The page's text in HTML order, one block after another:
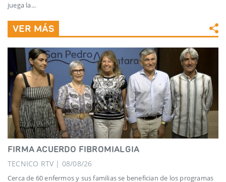
juega la...
VER MÁS
FIRMA ACUERDO FIBROMIALGIA
TECNICO RTV | 08/08/26
Cerca de 60 enfermos y sus familias se benefician de los programas